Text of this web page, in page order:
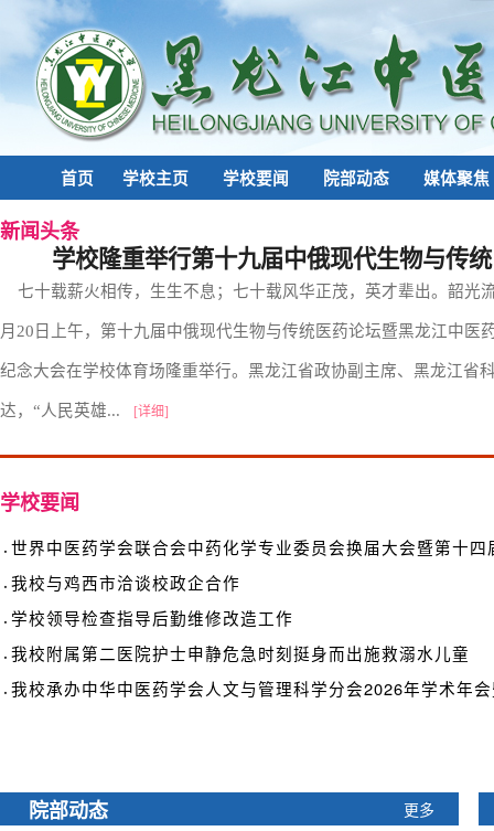
首页 学校主页 学校要闻 院部动态 媒体聚焦
新闻头条
学校隆重举行第十九届中俄现代生物与传
七十载薪火相传，生生不息；七十载风华正茂，英才辈出。韶光
月20日上午，第十九届中俄现代生物与传统医药论坛暨黑龙江中医
纪念大会在学校体育场隆重举行。黑龙江省政协副主席、黑龙江省
达，“人民英雄... [详细]
学校要闻
·世界中医药学会联合会中药化学专业委员会换届大会暨第十四
·我校与鸡西市洽谈校政企合作
·学校领导检查指导后勤维修改造工作
·我校附属第二医院护士申静危急时刻挺身而出施救溺水儿童
·我校承办中华中医药学会人文与管理科学分会2026年学术年
院部动态 更多